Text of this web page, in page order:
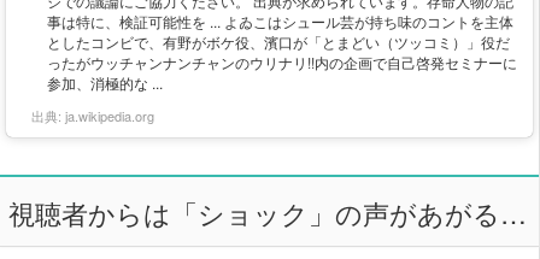
事は特に、検証可能性を ... よゐこはシュール芸が持ち味のコントを主体
としたコンビで、有野がボケ役、濱口が「とまどい（ツッコミ）」役だ
ったがウッチャンナンチャンのウリナリ!!内の企画で自己啓発セミナーに
参加、消極的な ...
出典: ja.wikipedia.org
視聴者からは「ショック」の声があがる…